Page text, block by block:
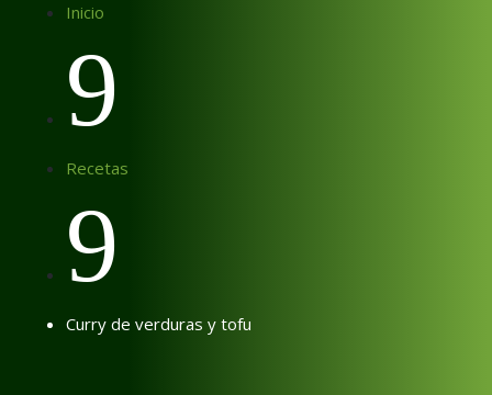
Inicio
9
Recetas
9
Curry de verduras y tofu